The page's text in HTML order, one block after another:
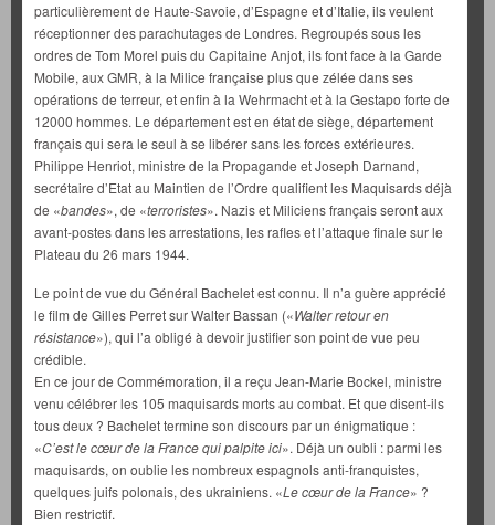
particulièrement de Haute-Savoie, d’Espagne et d’Italie, ils veulent
réceptionner des parachutages de Londres. Regroupés sous les
ordres de Tom Morel puis du Capitaine Anjot, ils font face à la Garde
Mobile, aux GMR, à la Milice française plus que zélée dans ses
opérations de terreur, et enfin à la Wehrmacht et à la Gestapo forte de
12000 hommes. Le département est en état de siège, département
français qui sera le seul à se libérer sans les forces extérieures.
Philippe Henriot, ministre de la Propagande et Joseph Darnand,
secrétaire d’Etat au Maintien de l’Ordre qualifient les Maquisards déjà
de «bandes», de «terroristes». Nazis et Miliciens français seront aux
avant-postes dans les arrestations, les rafles et l’attaque finale sur le
Plateau du 26 mars 1944.
Le point de vue du Général Bachelet est connu. Il n’a guère apprécié
le film de Gilles Perret sur Walter Bassan («Walter retour en
résistance»), qui l’a obligé à devoir justifier son point de vue peu
crédible.
En ce jour de Commémoration, il a reçu Jean-Marie Bockel, ministre
venu célébrer les 105 maquisards morts au combat. Et que disent-ils
tous deux ? Bachelet termine son discours par un énigmatique :
«C’est le cœur de la France qui palpite ici». Déjà un oubli : parmi les
maquisards, on oublie les nombreux espagnols anti-franquistes,
quelques juifs polonais, des ukrainiens. «Le cœur de la France» ?
Bien restrictif.